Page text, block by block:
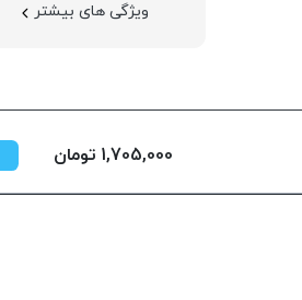
ویژگی های بیشتر
1,705,000 تومان